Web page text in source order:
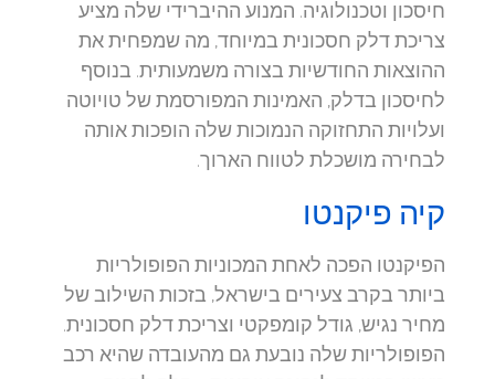
חיסכון וטכנולוגיה. המנוע ההיברידי שלה מציע
צריכת דלק חסכונית במיוחד, מה שמפחית את
ההוצאות החודשיות בצורה משמעותית. בנוסף
לחיסכון בדלק, האמינות המפורסמת של טויוטה
ועלויות התחזוקה הנמוכות שלה הופכות אותה
לבחירה מושכלת לטווח הארוך.
קיה פיקנטו
הפיקנטו הפכה לאחת המכוניות הפופולריות
ביותר בקרב צעירים בישראל, בזכות השילוב של
מחיר נגיש, גודל קומפקטי וצריכת דלק חסכונית.
הפופולריות שלה נובעת גם מהעובדה שהיא רכב